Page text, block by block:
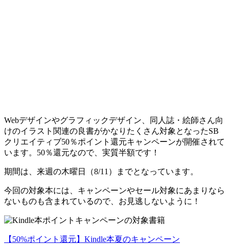
Webデザインやグラフィックデザイン、同人誌・絵師さん向
けのイラスト関連の良書がかなりたくさん対象となったSB
クリエイティブ50％ポイント還元キャンペーンが開催されて
います。50％還元なので、 実質半額です！
期間は、来週の木曜日（8/11）までとなっています。
今回の対象本には、キャンペーンやセール対象にあまりなら
ないものも含まれているので、お見逃しないように！
【50%ポイント還元】Kindle本夏のキャンペーン